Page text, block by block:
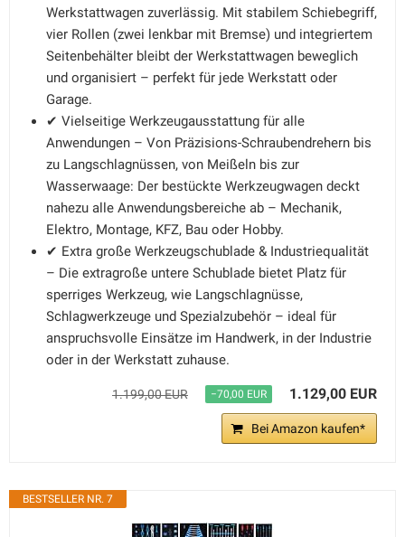
Werkstattwagen zuverlässig. Mit stabilem Schiebegriff,
vier Rollen (zwei lenkbar mit Bremse) und integriertem
Seitenbehälter bleibt der Werkstattwagen beweglich
und organisiert – perfekt für jede Werkstatt oder
Garage.
✔ Vielseitige Werkzeugausstattung für alle
Anwendungen – Von Präzisions-Schraubendrehern bis
zu Langschlagnüssen, von Meißeln bis zur
Wasserwaage: Der bestückte Werkzeugwagen deckt
nahezu alle Anwendungsbereiche ab – Mechanik,
Elektro, Montage, KFZ, Bau oder Hobby.
✔ Extra große Werkzeugschublade & Industriequalität
– Die extragroße untere Schublade bietet Platz für
sperriges Werkzeug, wie Langschlagnüsse,
Schlagwerkzeuge und Spezialzubehör – ideal für
anspruchsvolle Einsätze im Handwerk, in der Industrie
oder in der Werkstatt zuhause.
1.199,00 EUR −70,00 EUR 1.129,00 EUR
Bei Amazon kaufen*
BESTSELLER NR. 7